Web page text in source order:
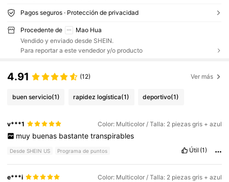
Pagos seguros · Protección de privacidad
Procedente de
Mao Hua
Vendido y enviado desde SHEIN.
Para reportar a este vendedor y/o producto
4.91 (12) Ver más
buen servicio(1) rapidez logística(1) deportivo(1)
v***1 Color: Multicolor / Talla: 2 piezas gris + azul
muy buenas bastante transpirables
Desde SHEIN US Programa de puntos Útil (1)
e***i Color: Multicolor / Talla: 2 piezas gris + azul